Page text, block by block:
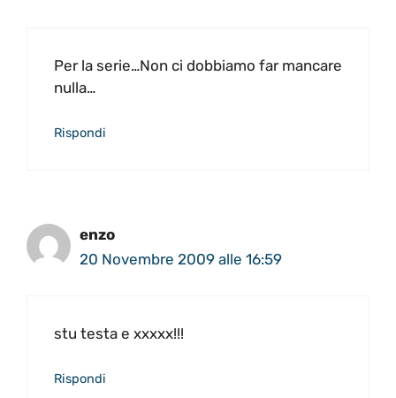
Per la serie…Non ci dobbiamo far mancare
nulla…
Rispondi
enzo
20 Novembre 2009 alle 16:59
stu testa e xxxxx!!!
Rispondi